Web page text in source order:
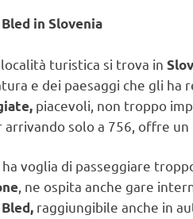
in Slovenia
turistica si trova in
e dei paesaggi che gli ha
piacevoli, non troppo
arrivando solo a 756, offre
ha voglia di passeggiare
, ne ospita anche gare
raggiungibile anche in